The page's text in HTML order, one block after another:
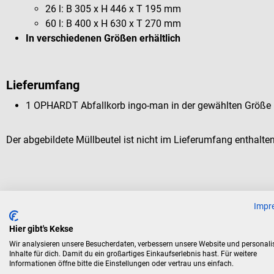
26 l: B 305 x H 446 x T 195 mm
60 l: B 400 x H 630 x T 270 mm
In verschiedenen Größen erhältlich
Lieferumfang
1 OPHARDT Abfallkorb ingo-man in der gewählten Größe
Der abgebildete Müllbeutel ist nicht im Lieferumfang
Contacto
Nierenschale
Hier gibt's Kekse
Wir analysieren unsere Besucherdaten, verbessern unsere Website und
Inhalte für dich. Damit du ein großartiges Einkaufserlebnis hast. Für weitere
Informationen öffne bitte die Einstellungen oder vertrau uns einfach.